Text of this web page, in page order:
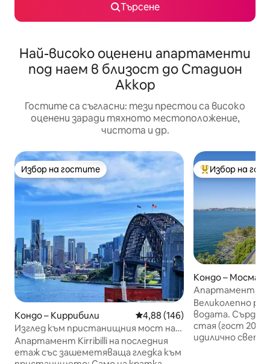
Търсене
Най-високо оценени апартаменти
под наем в близост до Стадион
Аккор
Гостите са съгласни: тези престои са високо
оценени заради тяхното местоположение,
чистота и др.
Избор на гостите
Избор на гостите
Кондо – Киррибили Средна оценка: 4,88 от 5,
4,88 (146)
Изглед към пристанищния мост на
Сидни и Операта｜1 паркинг
Апартамент Kirribilli на последния
етаж със зашеметяваща гледка към
Най-популярен
Избор на
Кондо – Мосман
Апартамент на
невероятни
Великолепно
водата.
стая (гост 2017
идилично